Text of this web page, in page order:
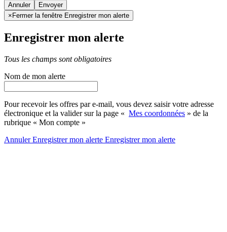
Annuler
× Fermer la fenêtre Enregistrer mon alerte
Enregistrer mon alerte
Tous les champs sont obligatoires
Nom de mon alerte
Pour recevoir les offres par e-mail, vous devez saisir votre adresse
électronique et la valider sur la page « Mes coordonnées » de la
rubrique « Mon compte »
AnnulerEnregistrer mon alerte Enregistrermon alerte